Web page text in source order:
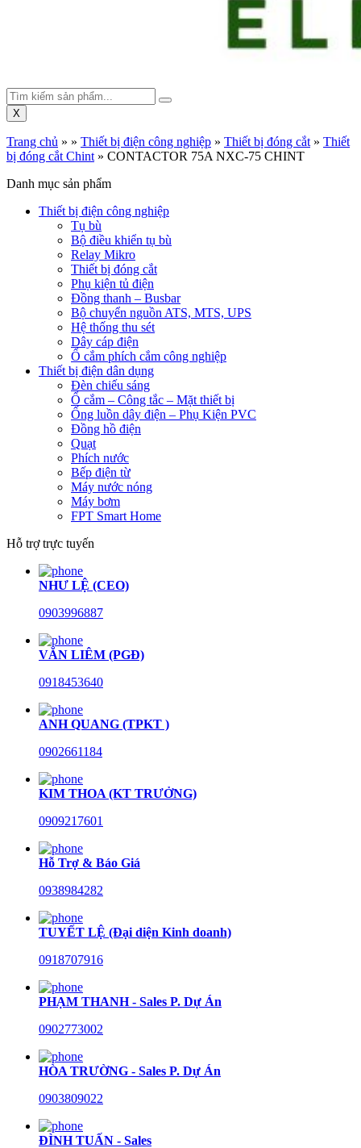
X
Trang chủ » » Thiết bị điện công nghiệp » Thiết bị đóng cắt » Thiết
bị đóng cắt Chint » CONTACTOR 75A NXC-75 CHINT
Danh mục sản phẩm
Thiết bị điện công nghiệp
Tụ bù
Bộ điều khiển tụ bù
Relay Mikro
Thiết bị đóng cắt
Phụ kiện tủ điện
Đồng thanh – Busbar
Bộ chuyển nguồn ATS, MTS, UPS
Hệ thống thu sét
Dây cáp điện
Ổ cắm phích cắm công nghiệp
Thiết bị điện dân dụng
Đèn chiếu sáng
Ổ cắm – Công tắc – Mặt thiết bị
Ống luồn dây điện – Phụ Kiện PVC
Đồng hồ điện
Quạt
Phích nước
Bếp điện từ
Máy nước nóng
Máy bơm
FPT Smart Home
Hỗ trợ trực tuyến
NHƯ LỆ (CEO)
0903996887
VĂN LIÊM (PGĐ)
0918453640
ANH QUANG (TPKT )
0902661184
KIM THOA (KT TRƯỞNG)
0909217601
Hỗ Trợ & Báo Giá
0938984282
TUYẾT LỆ (Đại diện Kinh doanh)
0918707916
PHẠM THANH - Sales P. Dự Án
0902773002
HÒA TRƯỜNG - Sales P. Dự Án
0903809022
ĐÌNH TUẤN - Sales